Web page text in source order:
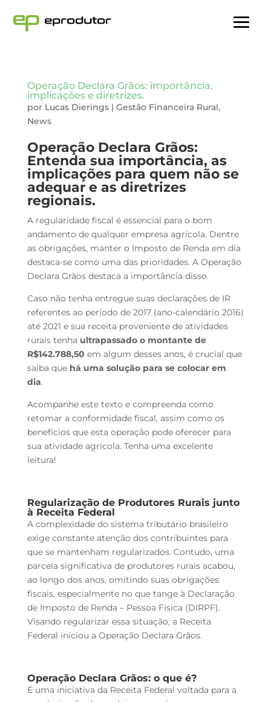
Operação Declara Grãos: importância,
implicações e diretrizes.
por Lucas Dierings| Gestão Financeira Rural,
News
Operação Declara Grãos:
Entenda sua importância, as
implicações para quem não se
adequar e as diretrizes
regionais.
A regularidade fiscal é essencial para o bom
andamento de qualquer empresa agrícola. Dentre
as obrigações, manter o Imposto de Renda em dia
destaca-se como uma das prioridades. A Operação
Declara Grãos destaca a importância disso.
Caso não tenha entregue suas declarações de IR
referentes ao período de 2017 (ano-calendário 2016)
até 2021 e sua receita proveniente de atividades
rurais tenha ultrapassado o montante de
R$142.788,50 em algum desses anos, é crucial que
saiba que há uma solução para se colocar em
dia.
Acompanhe este texto e compreenda como
retomar a conformidade fiscal, assim como os
benefícios que esta operação pode oferecer para
sua atividade agrícola. Tenha uma excelente
leitura!
Regularização de Produtores Rurais junto
à Receita Federal
A complexidade do sistema tributário brasileiro
exige constante atenção dos contribuintes para
que se mantenham regularizados. Contudo, uma
parcela significativa de produtores rurais acabou,
ao longo dos anos, omitindo suas obrigações
fiscais, especialmente no que tange à Declaração
de Imposto de Renda – Pessoa Física (DIRPF).
Visando regularizar essa situação, a Receita
Federal iniciou a Operação Declara Grãos.
Operação Declara Grãos: o que é?
É uma iniciativa da Receita Federal voltada para a